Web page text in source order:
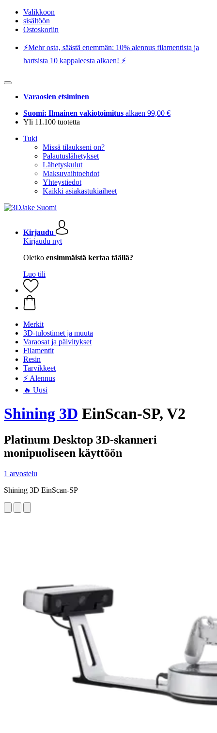
Valikkoon
sisältöön
Ostoskoriin
⚡️Mehr osta, säästä enemmän: 10% alennus filamentista ja
hartsista 10 kappaleesta alkaen! ⚡️
Varaosien etsiminen
Suomi: Ilmainen vakiotoimitus alkaen 99,00 €
Yli 11.100 tuotetta
Tuki
Missä tilaukseni on?
Palautuslähetykset
Lähetyskulut
Maksuvaihtoehdot
Yhteystiedot
Kaikki asiakastukiaiheet
Kirjaudu
Kirjaudu nyt
Oletko ensimmäistä kertaa täällä?
Luo tili
Merkit
3D-tulostimet ja muuta
Varaosat ja päivitykset
Filamentit
Resin
Tarvikkeet
⚡ Alennus
🔥 Uusi
Shining 3D EinScan-SP, V2
Platinum Desktop 3D-skanneri
monipuoliseen käyttöön
1 arvostelu
Shining 3D EinScan-SP